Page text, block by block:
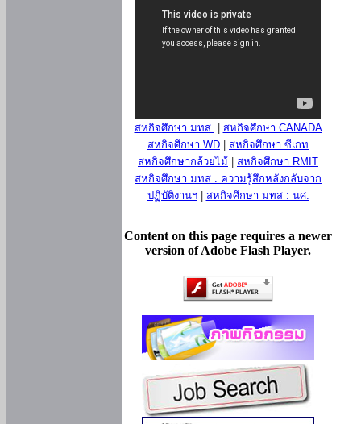
สหกิจศึกษา มทส.
สหกิจศึกษา CANADA
สหกิจศึกษา WD
สหกิจศึกษา ซีเกท
สหกิจศึกษากล้วยไม้
สหกิจศึกษา RMIT
สหกิจศึกษา มทส : ความรู้สึกหลังกลับจาก
ปฏิบัติงานฯ| สหกิจศึกษา มทส : นศ.
Content on this page requires a newer
version of Adobe Flash Player.